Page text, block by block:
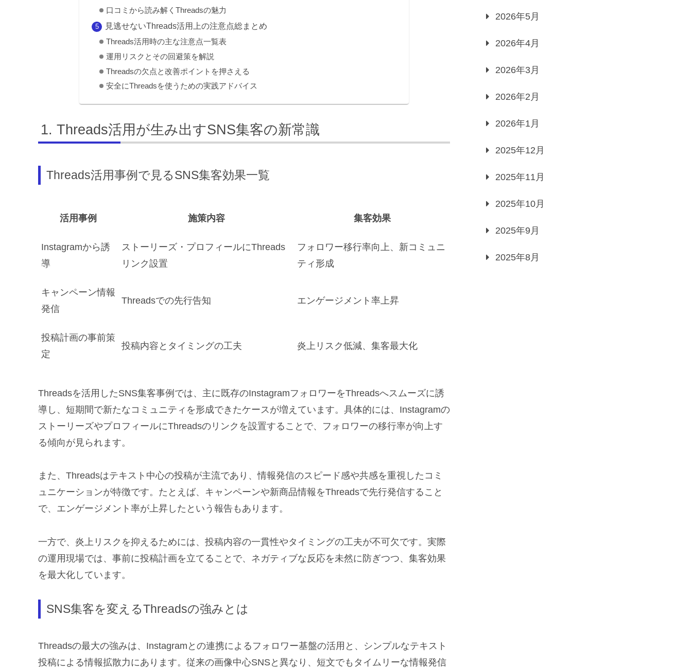
口コミから読み解くThreadsの魅力
見逃せないThreads活用上の注意点総まとめ
Threads活用時の主な注意点一覧表
運用リスクとその回避策を解説
Threadsの欠点と改善ポイントを押さえる
安全にThreadsを使うための実践アドバイス
Threads活用が生み出すSNS集客の新常識
Threads活用事例で見るSNS集客効果一覧
活用事例 施策内容 集客効果
Instagramから誘
導
ストーリーズ・プロフィールにThreads
リンク設置
フォロワー移行率向上、新コミュニ
ティ形成
キャンペーン情報
発信
Threadsでの先行告知 エンゲージメント率上昇
投稿計画の事前策
定
投稿内容とタイミングの工夫 炎上リスク低減、集客最大化
Threadsを活用したSNS集客事例では、主に既存のInstagramフォロワーをThreadsへスムーズに誘
導し、短期間で新たなコミュニティを形成できたケースが増えています。具体的には、Instagramの
ストーリーズやプロフィールにThreadsのリンクを設置することで、フォロワーの移行率が向上す
る傾向が見られます。
また、Threadsはテキスト中心の投稿が主流であり、情報発信のスピード感や共感を重視したコミ
ュニケーションが特徴です。たとえば、キャンペーンや新商品情報をThreadsで先行発信すること
で、エンゲージメント率が上昇したという報告もあります。
一方で、炎上リスクを抑えるためには、投稿内容の一貫性やタイミングの工夫が不可欠です。実際
の運用現場では、事前に投稿計画を立てることで、ネガティブな反応を未然に防ぎつつ、集客効果
を最大化しています。
SNS集客を変えるThreadsの強みとは
Threadsの最大の強みは、Instagramとの連携によるフォロワー基盤の活用と、シンプルなテキスト
投稿による情報拡散力にあります。従来の画像中心SNSと異なり、短文でもタイムリーな情報発信
2026年5月
2026年4月
2026年3月
2026年2月
2026年1月
2025年12月
2025年11月
2025年10月
2025年9月
2025年8月